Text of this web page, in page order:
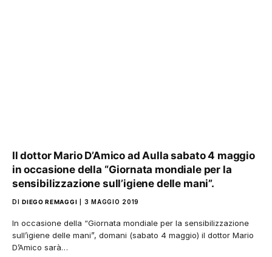
Il dottor Mario D’Amico ad Aulla sabato 4 maggio
in occasione della “Giornata mondiale per la
sensibilizzazione sull’igiene delle mani”.
DI DIEGO REMAGGI 3 MAGGIO 2019
In occasione della “Giornata mondiale per la sensibilizzazione
sull’igiene delle mani”, domani (sabato 4 maggio) il dottor Mario
D’Amico sarà…